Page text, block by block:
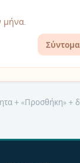
μήνα.
Σύντομα
+ «Προσθήκη» +